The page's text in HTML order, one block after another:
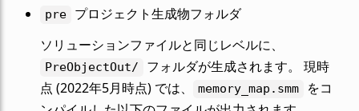
pre
プロジェクト生成物フォルダ
ソリューションファイルと同じレベルに、
PreObjectOut/
フォルダが生成されます。 現時
点 (2022年5月時点) では、
memory_map.smm
をコ